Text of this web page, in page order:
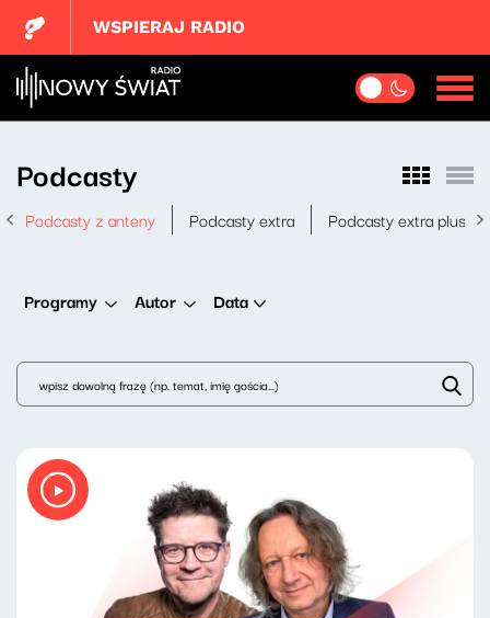
WSPIERAJ RADIO
Podcasty
Podcasty z anteny Podcasty extra Podcasty extra plus
Programy Autor Data